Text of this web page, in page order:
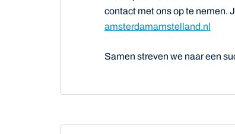
contact met ons op te nemen.
amsterdamamstelland.nl
Samen streven we naar een